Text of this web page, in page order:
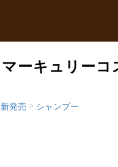
マーキュリー
新発売 > シャンプー